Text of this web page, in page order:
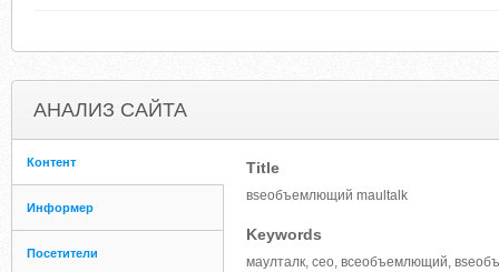
АНАЛИЗ САЙТА
Контент
Информер
Посетители
Title
вseoбъемлющий maultalk
Keywords
маулталк, сео, всеобъемлющий,